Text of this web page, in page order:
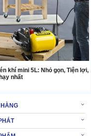
khí mini 5L: Nhỏ gọn, Tiện lợi,
nhất